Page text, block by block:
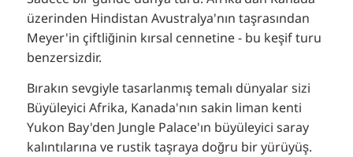
üzerinden Hindistan Avustralya'nın taşrasından
Meyer'in çiftliğinin kırsal cennetine - bu keşif turu
benzersizdir.
Bırakın sevgiyle tasarlanmış temalı dünyalar sizi
Büyüleyici Afrika, Kanada'nın sakin liman kenti
Yukon Bay'den Jungle Palace'ın büyüleyici saray
kalıntılarına ve rustik taşraya doğru bir yürüyüş.